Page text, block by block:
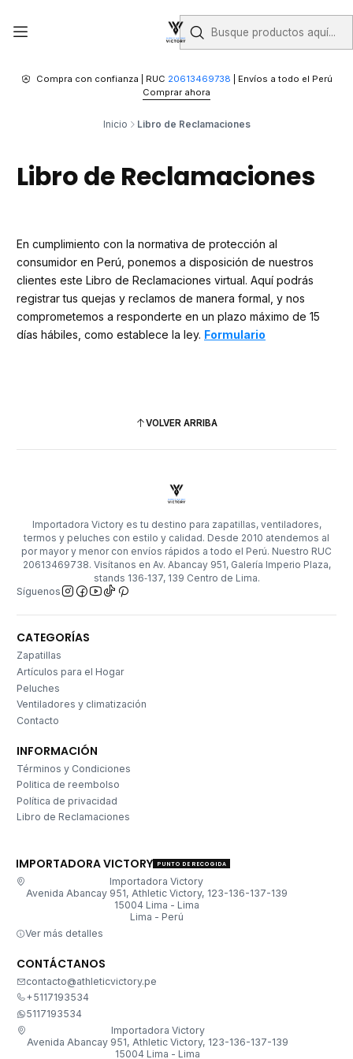
Compra con confianza | RUC 20613469738 | Envíos a todo el Perú
Comprar ahora
Inicio Libro de Reclamaciones
Libro de Reclamaciones
En cumplimiento con la normativa de protección al
consumidor en Perú, ponemos a disposición de nuestros
clientes este Libro de Reclamaciones virtual. Aquí podrás
registrar tus quejas y reclamos de manera formal, y nos
comprometemos a responderte en un plazo máximo de 15
días hábiles, como establece la ley. Formulario
VOLVER ARRIBA
Importadora Victory es tu destino para zapatillas, ventiladores,
termos y peluches con estilo y calidad. Desde 2010 atendemos al
por mayor y menor con envíos rápidos a todo el Perú. Nuestro RUC
20613469738. Visítanos en Av. Abancay 951, Galería Imperio Plaza,
stands 136‑137, 139 Centro de Lima.
Síguenos
CATEGORÍAS
Zapatillas
Artículos para el Hogar
Peluches
Ventiladores y climatización
Contacto
INFORMACIÓN
Términos y Condiciones
Politica de reembolso
Política de privacidad
Libro de Reclamaciones
IMPORTADORA VICTORY PUNTO DE RECOGIDA
Importadora Victory
Avenida Abancay 951, Athletic Victory, 123-136-137-139
15004 Lima - Lima
Lima - Perú
Ver más detalles
CONTÁCTANOS
contacto@athleticvictory.pe
+5117193534
5117193534
Importadora Victory
Avenida Abancay 951, Athletic Victory, 123-136-137-139
15004 Lima - Lima